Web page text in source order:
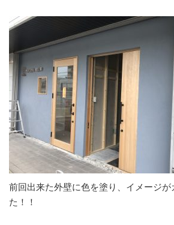
前回出来た外壁に色を塗り、イメージが
た！！